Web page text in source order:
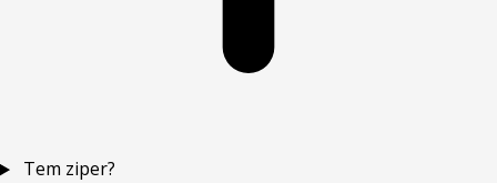
Tem ziper?